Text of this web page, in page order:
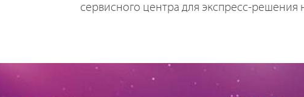
сервисного центра для экспресс-решения